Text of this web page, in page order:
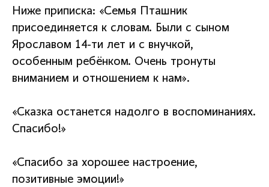
Ниже приписка: «Семья Пташник
присоединяется к словам. Были с сыном
Ярославом 14-ти лет и с внучкой,
особенным ребёнком. Очень тронуты
вниманием и отношением к нам».
«Сказка останется надолго в воспоминаниях.
Спасибо!»
«Спасибо за хорошее настроение,
позитивные эмоции!»